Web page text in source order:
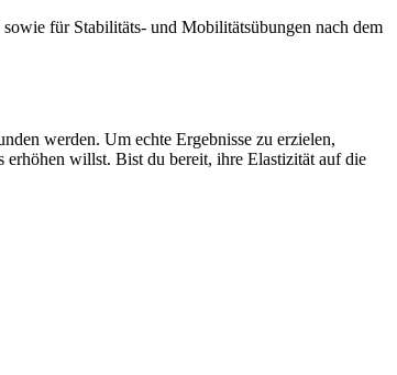
für Stabilitäts- und Mobilitätsübungen nach dem
werden. Um echte Ergebnisse zu erzielen,
erhöhen willst. Bist du bereit, ihre Elastizität auf die